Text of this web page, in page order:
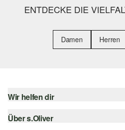
ENTDECKE DIE
Damen Herren
Wir helfen dir
Hilfe & FAQ
Über s.Oliver